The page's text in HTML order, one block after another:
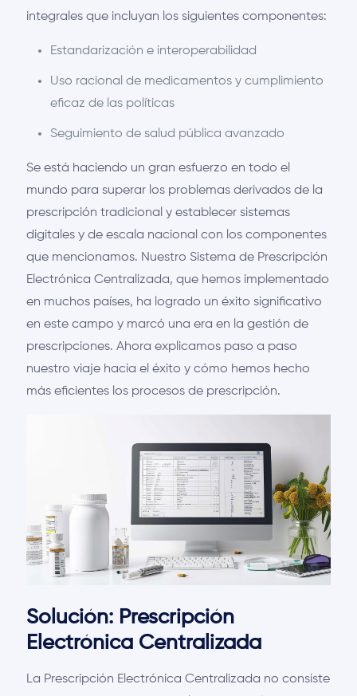
integrales que incluyan los siguientes componentes:
Estandarización e interoperabilidad
Uso racional de medicamentos y cumplimiento
eficaz de las políticas
Seguimiento de salud pública avanzado
Se está haciendo un gran esfuerzo en todo el
mundo para superar los problemas derivados de la
prescripción tradicional y establecer sistemas
digitales y de escala nacional con los componentes
que mencionamos. Nuestro Sistema de Prescripción
Electrónica Centralizada, que hemos implementado
en muchos países, ha logrado un éxito significativo
en este campo y marcó una era en la gestión de
prescripciones. Ahora explicamos paso a paso
nuestro viaje hacia el éxito y cómo hemos hecho
más eficientes los procesos de prescripción.
Solución: Prescripción
Electrónica Centralizada
La Prescripción Electrónica Centralizada no consiste